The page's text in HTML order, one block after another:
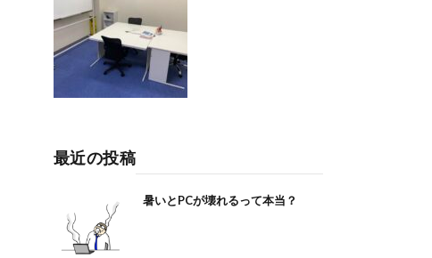
最近の投稿
暑いとPCが壊れるって本当？